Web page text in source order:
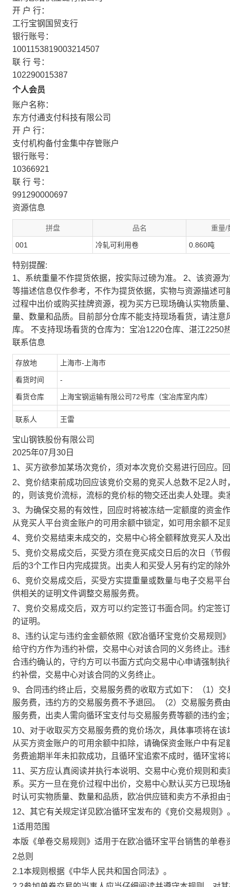
开 户 行：
工行宝钢国贸支行
银行账号：
1001153819003214507
联 行 号：
102290015387
个人会员
账户名称：
东方付通支付科技有限公司
开 户 行：
支付机构备付金集中存管账户
银行账号：
10366921
联 行 号：
991290000697
资源信息
拼盘 品名 重量/
001 冷轧可利用卷 0.860吨
特别提醒:
1、系统重量不作提货依据，按实际过磅为准。 2、该资源
等描述信息仅作参考，不作为提货依据，实物与资源描述
过程中出价或购买挂牌资源，视为买方已现场确认实物质
量、数量和品质。目前部分仓库不能支持现场看货，请注
库。 不支持现场看货的仓库为：宝冶1220仓库、湛江2250
联系信息
存放地 上海市-上海市
看货时间 -
看货仓库 上海宝钢运输有限公司72号库（宝冶库室内库）
联系人 王雷
宝山钢铁股份有限公司
2025年07月30日
1、买方欲参加某场次竞价，须对本次竞价交易进行回应。
2、竞价结束前成功回应该竞价交易的竞买人总数不足2人
的，则该竞价流标，流标的竞价标的物交还出卖人处理。
3、为确保交易的有效性，回应时将被冻结一定额度的资金
从竞买人平台资金账户的可用余额中锁定，如可用余额不足
4、竞价交易结束未成交的，交易中心将全额释放竞买人及
5、竞价交易成交后，买受方须在竞买成交日后的次日（节
后的3个工作日内完成提货。出卖人和买受人另有约定的除
6、竞价交易成交后，买受方实提重量或数量与电子交易平
供相关的证明文件调整交易服务费。
7、竞价交易成交后，双方可以约定签订书面合同。约定签
的证明。
8、违约认定与违约金金额依照《欧冶循环宝竞价交易规则
给守约方作为违约补偿，交易中心对该合同的义务终止。
合违约确认的，守约方可以书面方式向交易中心申请强制
约补偿，交易中心对该合同的义务终止。
9、合同违约终止后，交易服务费的收取方式如下：（1）
服务费，违约方的交易服务费不予退回。（2）交易服务费
服务费，出卖人需向循环宝支付与交易服务费等额的违约
10、对于收取买方交易服务费的竞价场次，具体事项将在
从买方资金账户的可用余额中扣除，请确保资金账户中有
务费逾期半年未扣款成功，且循环宝追索不成时，循环宝将
11、买方应认真阅读并执行本说明、交易中心竞价规则和
系。买方一旦在竞价过程中出价，交易中心默认买方已现
时认可实物质量、数量和品质，欧冶供应链和卖方不承担由
12、其它有关规定详见欧冶循环宝发布的《竞价交易规则》
1适用范围
本版《单卷交易规则》适用于在欧冶循环宝平台销售的单卷
2总则
2.1本规则根据《中华人民共和国合同法》。